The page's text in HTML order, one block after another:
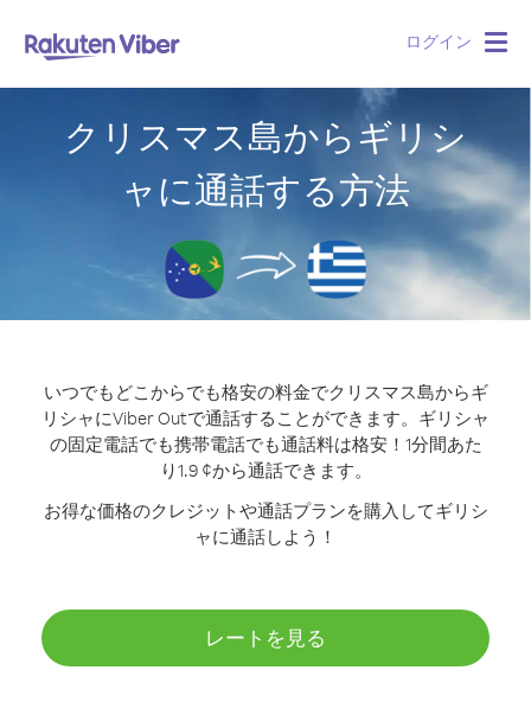
ログイン
クリスマス島からギリシ
ャに通話する方法
いつでもどこからでも格安の料金でクリスマス島からギ
リシャにViber Outで通話することができます。 ギリシャ
の固定電話でも携帯電話でも通話料は格安！1分間あた
り1.9 ¢から通話できます。
お得な価格のクレジットや通話プランを購入してギリシ
ャに通話しよう！
レートを見る